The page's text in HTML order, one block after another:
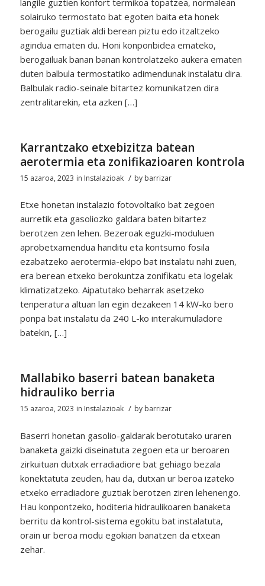
solairuko termostato bat egoten baita eta honek
berogailu guztiak aldi berean piztu edo itzaltzeko
agindua ematen du. Honi konponbidea emateko,
berogailuak banan banan kontrolatzeko aukera ematen
duten balbula termostatiko adimendunak instalatu dira.
Balbulak radio-seinale bitartez komunikatzen dira
zentralitarekin, eta azken […]
Karrantzako etxebizitza batean
aerotermia eta zonifikazioaren kontrola
15 azaroa, 2023 in Instalazioak / by barrizar
Etxe honetan instalazio fotovoltaiko bat zegoen
aurretik eta gasoliozko galdara baten bitartez
berotzen zen lehen. Bezeroak eguzki-moduluen
aprobetxamendua handitu eta kontsumo fosila
ezabatzeko aerotermia-ekipo bat instalatu nahi zuen,
era berean etxeko berokuntza zonifikatu eta logelak
klimatizatzeko. Aipatutako beharrak asetzeko
tenperatura altuan lan egin dezakeen 14 kW-ko bero
ponpa bat instalatu da 240 L-ko interakumuladore
batekin, […]
Mallabiko baserri batean banaketa
hidrauliko berria
15 azaroa, 2023 in Instalazioak / by barrizar
Baserri honetan gasolio-galdarak berotutako uraren
banaketa gaizki diseinatuta zegoen eta ur beroaren
zirkuituan dutxak erradiadiore bat gehiago bezala
konektatuta zeuden, hau da, dutxan ur beroa izateko
etxeko erradiadore guztiak berotzen ziren lehenengo.
Hau konpontzeko, hoditeria hidraulikoaren banaketa
berritu da kontrol-sistema egokitu bat instalatuta,
orain ur beroa modu egokian banatzen da etxean
zehar.